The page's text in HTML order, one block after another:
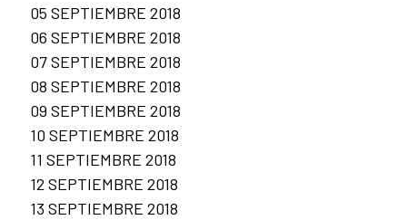
05 SEPTIEMBRE 2018
06 SEPTIEMBRE 2018
07 SEPTIEMBRE 2018
08 SEPTIEMBRE 2018
09 SEPTIEMBRE 2018
10 SEPTIEMBRE 2018
11 SEPTIEMBRE 2018
12 SEPTIEMBRE 2018
13 SEPTIEMBRE 2018